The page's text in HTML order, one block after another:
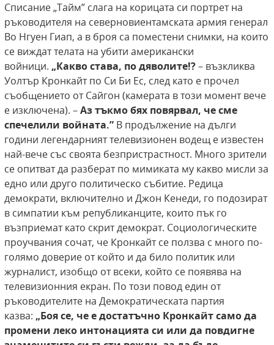
Списание „Тайм” слага на корицата си портрет на
ръководителя на северновиентамската армия генерал
Во Нгуен Гиап, а в броя са поместени снимки, на които
се виждат телата на убити американски
войници. „Какво става, по дяволите!?– възкликва
Уолтър Кронкайт по Си Би Ес, след като е прочел
съобщението от Сайгон (камерата в този момент вече
е изключена). –Аз тъкмо бях повярвал, че сме
спечелили войната.” В продължение на дълги
години легендарният телевизионен водещ е известен
най-вече със своята безпристрастност. Много зрители
се опитват да разберат по мимиката му какво мисли за
едно или друго политическо събитие. Редица
демократи, включително и Джон Кенеди, го подозират
в симпатии към републиканците, които пък го
възприемат като скрит демократ. Социологическите
проучвания сочат, че Кронкайт се ползва с много по-
голямо доверие от който и да било политик или
журналист, изобщо от всеки, който се появява на
телевизионния екран. По този повод един от
ръководителите на Демократическата партия
казва: „Боя се, че е достатъчно Кронкайт самода
промени леко интонацията си или да повдигне